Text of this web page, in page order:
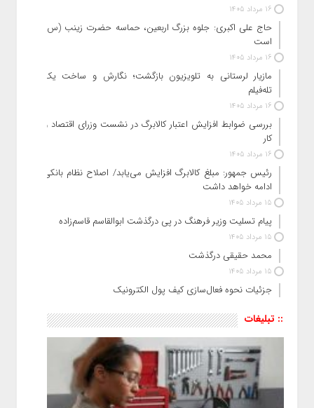
16 مرداد 1405
حاج‌ علی‌ اکبری: جلوه بزرگ اربعین، حماسه حضرت زینب (س)
است
16 مرداد 1405
مازیار لرستانی به تلویزیون بازگشت؛ نگارش و ساخت یک
تله‌فیلم
16 مرداد 1405
بررسی ضوابط افزایش اعتبار کالابرگ در نشست وزرای اقتصاد و
کار
16 مرداد 1405
رئیس‌ جمهور: مبلغ کالابرگ افزایش می‌یابد/ اصلاح نظام بانکی
ادامه خواهد داشت
15 مرداد 1405
پیام تسلیت وزیر فرهنگ در پی درگذشت ابوالقاسم قاسم‌زاده
15 مرداد 1405
محمد حقیقی درگذشت
15 مرداد 1405
جزئیات نحوه فعال‌سازی کیف پول الکترونیک
:: تبلیغات